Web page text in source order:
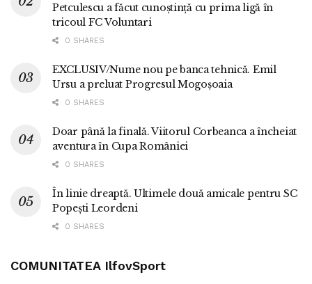
Petculescu a făcut cunoștință cu prima ligă în
tricoul FC Voluntari
0 SHARES
EXCLUSIV/Nume nou pe banca tehnică. Emil
Ursu a preluat Progresul Mogoșoaia
0 SHARES
Doar până la finală. Viitorul Corbeanca a încheiat
aventura în Cupa României
0 SHARES
În linie dreaptă. Ultimele două amicale pentru SC
Popești Leordeni
0 SHARES
COMUNITATEA IlfovSport